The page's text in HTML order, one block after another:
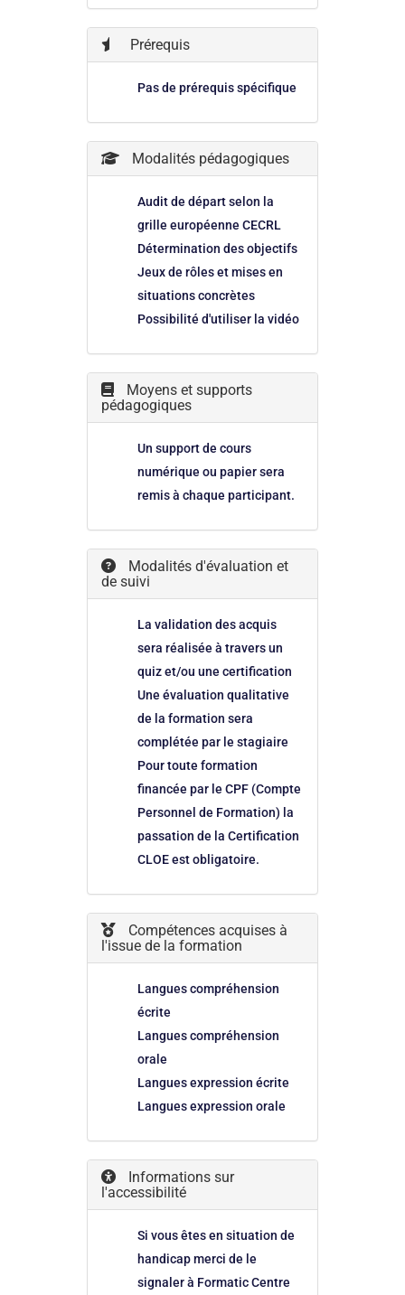
Prérequis
Pas de prérequis spécifique
Modalités pédagogiques
Audit de départ selon la
grille européenne CECRL
Détermination des objectifs
Jeux de rôles et mises en
situations concrètes
Possibilité d'utiliser la vidéo
Moyens et supports
pédagogiques
Un support de cours
numérique ou papier sera
remis à chaque participant.
Modalités d'évaluation et
de suivi
La validation des acquis
sera réalisée à travers un
quiz et/ou une certification
Une évaluation qualitative
de la formation sera
complétée par le stagiaire
Pour toute formation
financée par le CPF (Compte
Personnel de Formation) la
passation de la Certification
CLOE est obligatoire.
Compétences acquises à
l'issue de la formation
Langues compréhension
écrite
Langues compréhension
orale
Langues expression écrite
Langues expression orale
Informations sur
l'accessibilité
Si vous êtes en situation de
handicap merci de le
signaler à Formatic Centre